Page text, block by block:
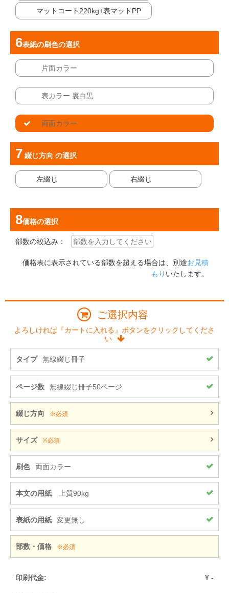
マットコート220kg+表マットPP
表紙の刷色の選択
片面カラー
表カラー 裏白黒
両面カラー
綴じ方向 の選択
左綴じ 右綴じ
価格の選択
部数の絞込み：
価格表に表示されている部数を超える場合は、別途お見積
もり いたします。
ご選択内容
よろしければ『カートに入れる』ボタンをクリックしてくださ
い
タイプ 無線綴じ冊子
ページ数 無線綴じ冊子50ページ
綴じ方向 ※必須
サイズ ※必須
刷色 両面カラー
本文の用紙 上質90kg
表紙の用紙 変更無し
部数・価格 ※必須
印刷代金: ¥ -